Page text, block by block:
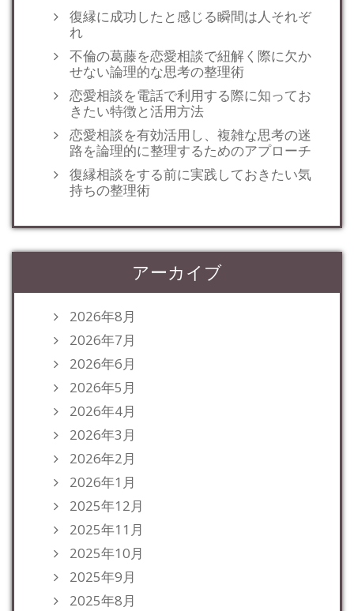
復縁に成功したと感じる瞬間は人それぞ
れ
不倫の葛藤を恋愛相談で紐解く際に欠か
せない論理的な思考の整理術
恋愛相談を電話で利用する際に知ってお
きたい特徴と活用方法
恋愛相談を有効活用し、複雑な思考の迷
路を論理的に整理するためのアプローチ
復縁相談をする前に実践しておきたい気
持ちの整理術
アーカイブ
2026年8月
2026年7月
2026年6月
2026年5月
2026年4月
2026年3月
2026年2月
2026年1月
2025年12月
2025年11月
2025年10月
2025年9月
2025年8月